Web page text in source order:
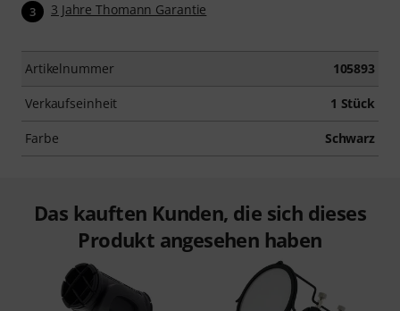
3 3 Jahre Thomann Garantie
Artikelnummer 105893
Verkaufseinheit 1 Stück
Farbe Schwarz
Das kauften Kunden, die sich dieses
Produkt angesehen haben